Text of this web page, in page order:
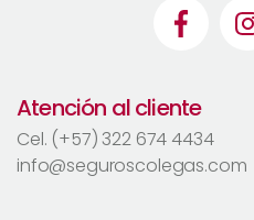
Atención al cliente
Cel. (+57) 322 674 4434
info@seguroscolegas.com